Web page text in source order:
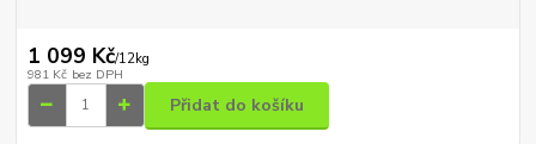
1 099 Kč/12kg
981 Kč bez DPH
Přidat do košíku